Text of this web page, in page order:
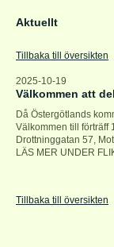
Aktuellt
Tillbaka till översikten
2025-10-19
Välkommen att
Då Östergötlands
Välkommen till förträff
Drottninggatan 57,
LÄS MER UNDER
Tillbaka till översikten